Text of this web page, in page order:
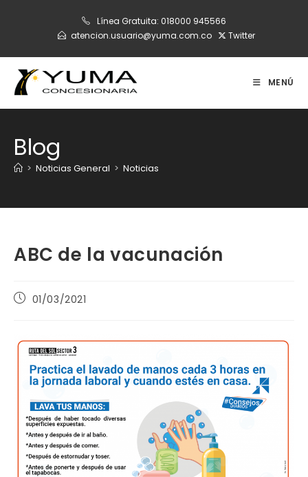
Línea Gratuita: 018000 945566
atencion.usuario@yuma.com.co
Twitter
MENÚ
Blog
> Noticias General > Noticias
ABC de la vacunación
Publicación
entrada:
01/03/2021